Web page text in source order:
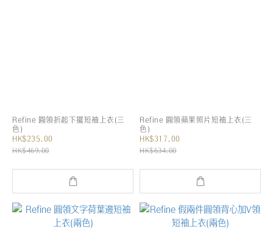
Refine 圓領折起下擺短袖上衣(三
色)
HK$235.00
HK$469.00
Refine 圓領蘋果照片短袖上衣(三
色)
HK$317.00
HK$634.00